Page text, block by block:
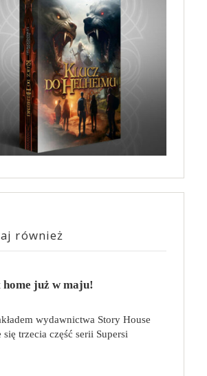
również
home już w maju!
wydawnictwa Story House
trzecia część serii Supersi
Maupome. Ten tom nosi tytuł